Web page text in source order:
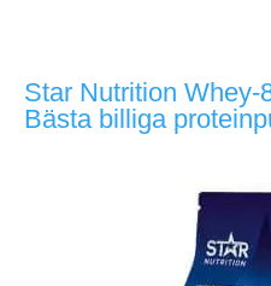
Star Nutrition Whey-
Bästa billiga